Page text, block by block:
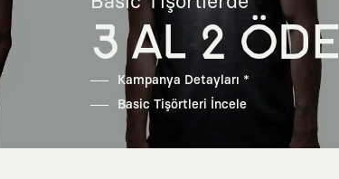
3 AL 2 ÖDE
Kampanya Detayları *
Basic Tişörtleri İncele